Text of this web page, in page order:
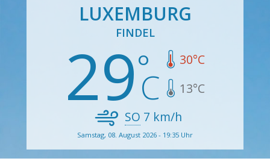
LUXEMBURG
FINDEL
29 30°C
13°C
SO 7 km/h
Samstag, 08. August 2026 - 19:35 Uhr